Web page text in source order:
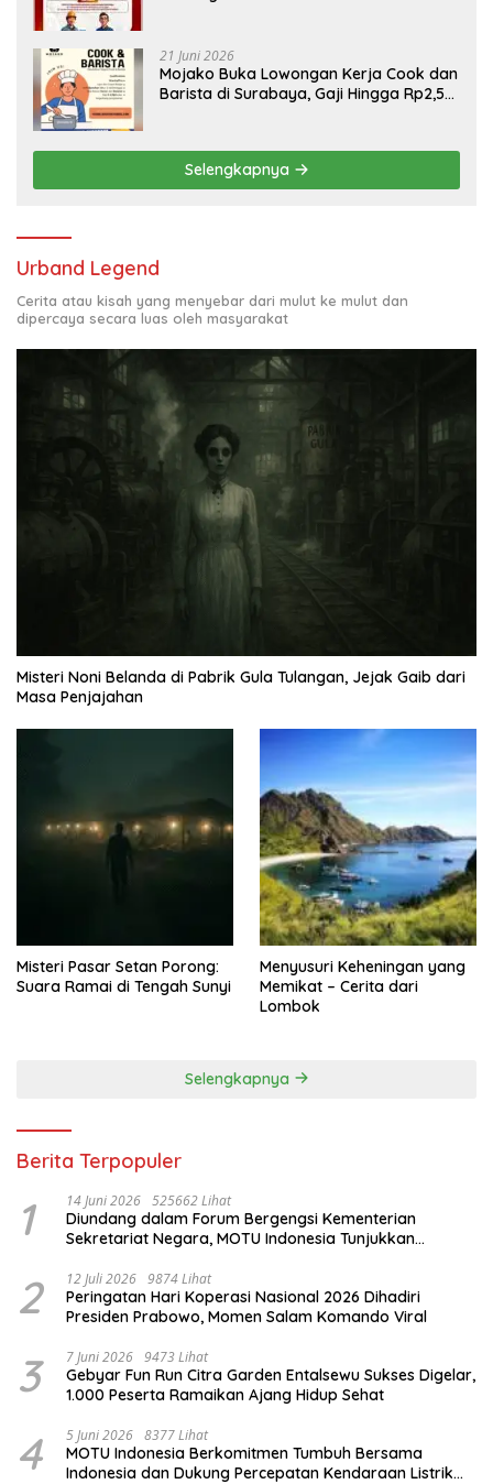
21 Juni 2026
Mojako Buka Lowongan Kerja Cook dan
Barista di Surabaya, Gaji Hingga Rp2,5
Selengkapnya
Urband Legend
Cerita atau kisah yang menyebar dari mulut ke mulut dan
dipercaya secara luas oleh masyarakat
Misteri Noni Belanda di Pabrik Gula Tulangan, Jejak Gaib dari
Masa Penjajahan
Misteri Pasar Setan Porong:
Suara Ramai di Tengah Sunyi
Menyusuri Keheningan yang
Memikat – Cerita dari
Lombok
Selengkapnya
Berita Terpopuler
1 14 Juni 2026 525662 Lihat
Diundang dalam Forum Bergengsi Kementerian
Sekretariat Negara, MOTU Indonesia Tunjukkan
2 12 Juli 2026 9874 Lihat
Peringatan Hari Koperasi Nasional 2026 Dihadiri
Presiden Prabowo, Momen Salam Komando Viral
3 7 Juni 2026 9473 Lihat
Gebyar Fun Run Citra Garden Entalsewu Sukses Digelar,
1.000 Peserta Ramaikan Ajang Hidup Sehat
4 5 Juni 2026 8377 Lihat
MOTU Indonesia Berkomitmen Tumbuh Bersama
Indonesia dan Dukung Percepatan Kendaraan Listrik